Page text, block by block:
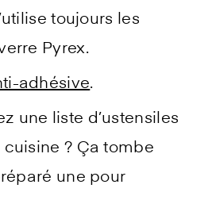
toujours les
Pyrex.
adhésive.
une liste d’ustensiles
cuisine ? Ça tombe
une pour